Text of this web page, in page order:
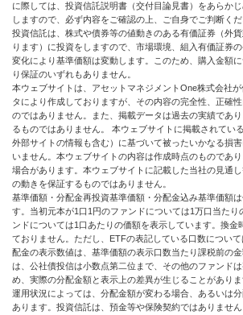
に際しては、投資信託説明書（交付目論見書）をあらか
しますので、必ず内容をご確認の上、ご自身でご判断くだ
投資信託は、株式や債券等の値動きのある有価証券（外
ります）に投資をしますので、市場環境、組入有価証券
変化により基準価額は変動します。このため、購入金額
り保証のいずれもありません。
本ウェブサイトは、アセットマネジメントOne株式会社
タにより作成しておりますが、その内容の完全性、正確
のではありません。また、掲載データは過去の実績であ
るものではありません。 本ウェブサイトに掲載されてい
外部サイトの情報も含む）に基づいて被ったいかなる損
いません。本ウェブサイトの内容は作成時点のものであ
場合があります。本ウェブサイトに記載した当社の見通
の動きを保証するものではありません。
基準価額・分配金再投資基準価額・分配金込み基準価額
す。当初元本が1口1円のファンドについては1万口当たり
ンドについては1口あたりの価額を表示しています。換金
ておりません。ただし、ETFの表記している口数につい
配金の表示数値は、基準価額の表示口数当たり課税前の
は、公社債投信は小数点第二位まで、その他のファンド
め、実際の分配金額と表示上の差異が生じることがありま
運用状況によっては、分配金額が変わる場合、あるいは
あります。投資信託は、預金等や保険契約ではありませ